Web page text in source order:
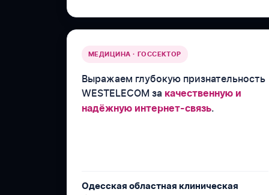
МЕДИЦИНА · ГОССЕКТОР
Выражаем глубокую признательность
WESTELECOM за качественную и
надёжную интернет-связь.
Одесская областная клиническая